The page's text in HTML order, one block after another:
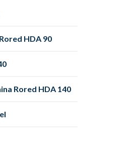
HDA 90
Rored HDA 140